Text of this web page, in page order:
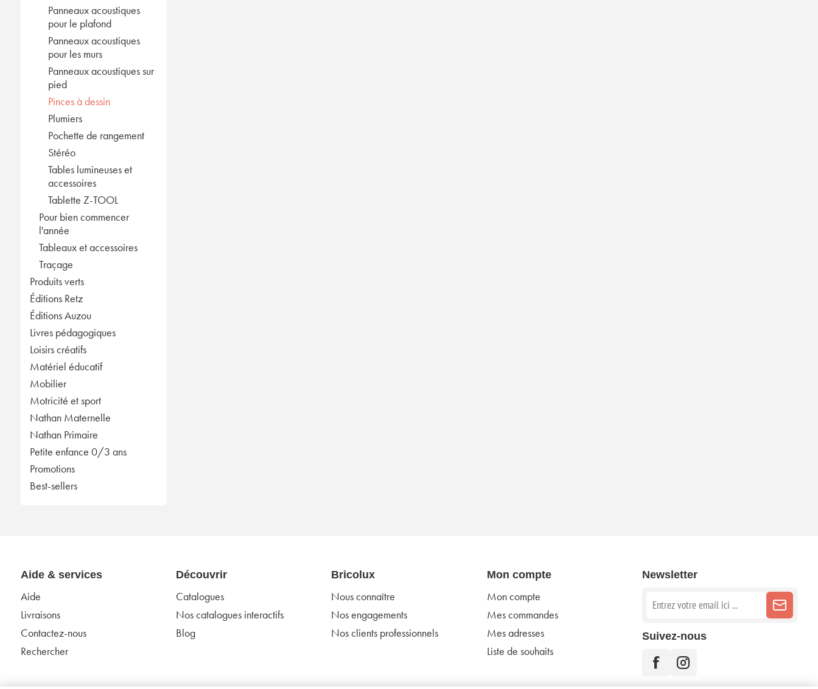
Panneaux acoustiques
pour le plafond
Panneaux acoustiques
pour les murs
Panneaux acoustiques sur
pied
Pinces à dessin
Plumiers
Pochette de rangement
Stéréo
Tables lumineuses et
accessoires
Tablette Z-TOOL
Pour bien commencer
l'année
Tableaux et accessoires
Traçage
Produits verts
Éditions Retz
Éditions Auzou
Livres pédagogiques
Loisirs créatifs
Matériel éducatif
Mobilier
Motricité et sport
Nathan Maternelle
Nathan Primaire
Petite enfance 0/3 ans
Promotions
Best-sellers
Aide & services
Aide
Livraisons
Contactez-nous
Rechercher
Découvrir
Catalogues
Nos catalogues interactifs
Blog
Bricolux
Nous connaître
Nos engagements
Nos clients professionnels
Mon compte
Mon compte
Mes commandes
Mes adresses
Liste de souhaits
Newsletter
Suivez-nous